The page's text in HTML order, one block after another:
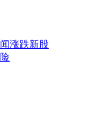
涨跌新股